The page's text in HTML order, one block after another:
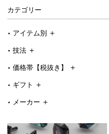
カテゴリー
アイテム別
技法
価格帯【税抜き】
ギフト
メーカー